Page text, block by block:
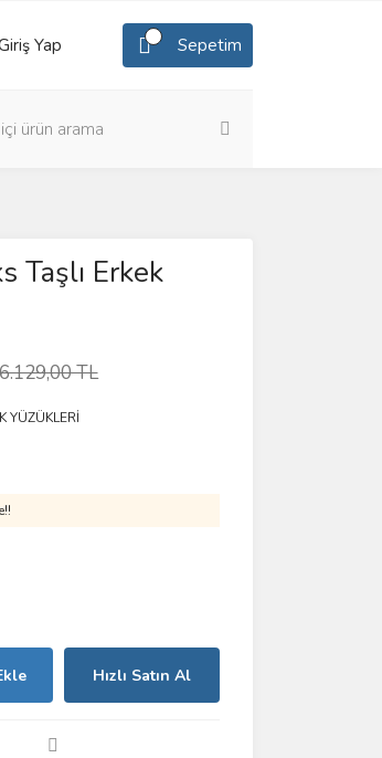
Yap Sepetim
Taşlı Erkek
TL
YÜZÜKLERİ
Hızlı Satın Al